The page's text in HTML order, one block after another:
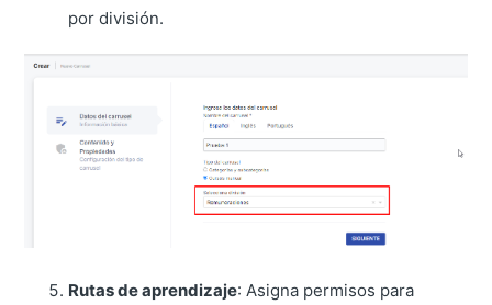
por división.
Rutas de aprendizaje: Asigna permisos para